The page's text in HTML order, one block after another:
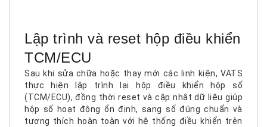
Lập trình và reset hộp điều khiển
TCM/ECU
Sau khi sửa chữa hoặc thay mới các linh kiện, VATS
thực hiện lập trình lại hộp điều khiển hộp số
(TCM/ECU), đồng thời reset và cập nhật dữ liệu giúp
hộp số hoạt động ổn định, sang số đúng chuẩn và
tương thích hoàn toàn với hệ thống điều khiển trên